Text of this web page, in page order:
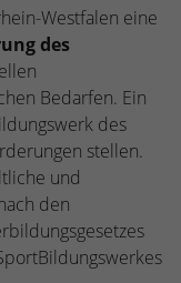
Westfalen eine
des
Bedarfen. Ein
des
stellen.
und
den
Session-
im Falle
Analytics
verwendet, um
Kampagnendaten
der
der